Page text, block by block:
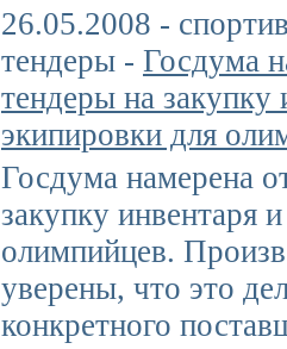
26.05.2008 -
тендеры - Госдума
тендеры на закупку
экипировки для
Госдума намерена
закупку инвентаря
олимпийцев.
уверены, что это
конкретного